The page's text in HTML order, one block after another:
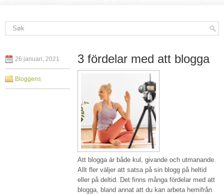
26 januari, 2021
Bloggens
3 fördelar med att blogga
Att blogga är både kul, givande och utmanande.
Allt fler väljer att satsa på sin blogg på heltid
eller på deltid. Det finns många fördelar med att
blogga, bland annat att du kan arbeta hemifrån